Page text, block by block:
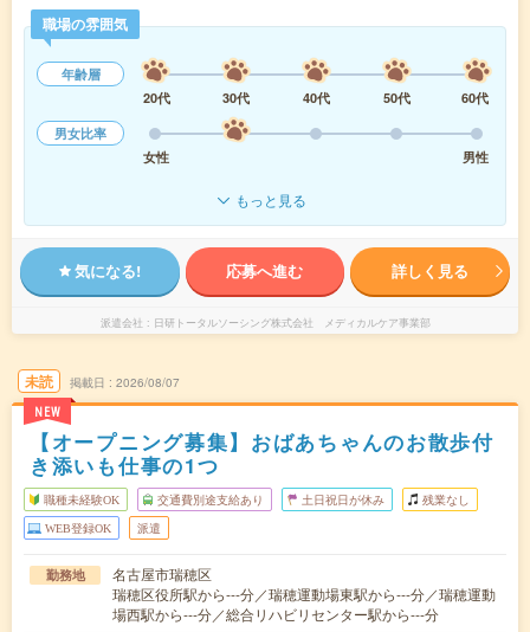
職場の雰囲気
年齢層
20代
30代 40代 50代
60代
男女比率
女性
男性
もっと見る
気になる! 応募へ進む 詳しく見る
派遣会社 日研トータルソーシング株式会社 メディカルケア事業部
未読
NEW
掲載日 2026/08/07
【オープニング募集】おばあちゃんのお散歩付
き添いも仕事の1つ
職種未経験OK 交通費別途支給あり 土日祝日が休み 残業なし
WEB登録OK 派遣
勤務地
名古屋市瑞穂区
瑞穂区役所駅から---分／瑞穂運動場東駅から---分／瑞穂運動
場西駅から---分／総合リハビリセンター駅から---分